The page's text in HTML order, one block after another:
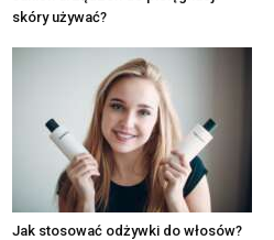
skóry używać?
Jak stosować odżywki do włosów?